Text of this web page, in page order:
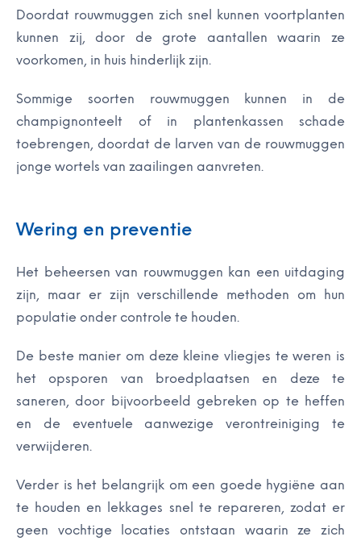
Doordat rouwmuggen zich snel kunnen voortplanten
kunnen zij, door de grote aantallen waarin ze
voorkomen, in huis hinderlijk zijn.
Sommige soorten rouwmuggen kunnen in de
champignonteelt of in plantenkassen schade
toebrengen, doordat de larven van de rouwmuggen
jonge wortels van zaailingen aanvreten.
Wering en preventie
Het beheersen van rouwmuggen kan een uitdaging
zijn, maar er zijn verschillende methoden om hun
populatie onder controle te houden.
De beste manier om deze kleine vliegjes te weren is
het opsporen van broedplaatsen en deze te
saneren, door bijvoorbeeld gebreken op te heffen
en de eventuele aanwezige verontreiniging te
verwijderen.
Verder is het belangrijk om een goede hygiëne aan
te houden en lekkages snel te repareren, zodat er
geen vochtige locaties ontstaan waarin ze zich